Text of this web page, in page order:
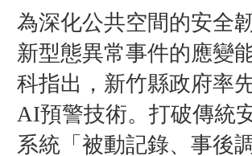
為深化公共空間的安全
新型態異常事件的應變
科指出，新竹縣政府率
AI預警技術。打破傳統
系統「被動記錄、事後